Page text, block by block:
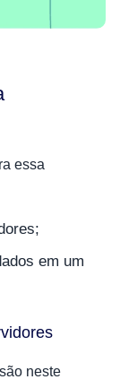
essa
em um
neste